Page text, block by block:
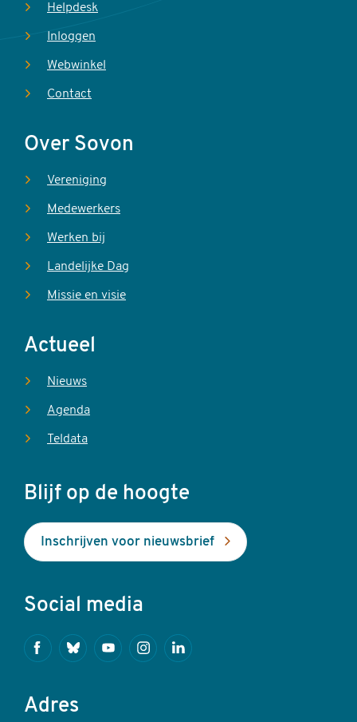
Helpdesk
Inloggen
Webwinkel
Contact
Over Sovon
Vereniging
Medewerkers
Werken bij
Landelijke Dag
Missie en visie
Actueel
Nieuws
Agenda
Teldata
Blijf op de hoogte
Inschrijven voor nieuwsbrief
Social media
FacebookBlueskyYoutubeInstagramLinkedin
Adres